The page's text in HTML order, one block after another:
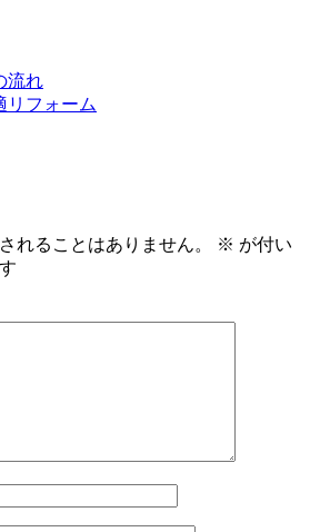
流れ
リフォーム
れることはありません。 ※ が付い